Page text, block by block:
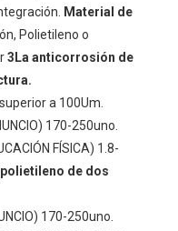
Material de
Polietileno o
3La anticorrosión de
a 100Um.
170-250uno.
FÍSICA) 1.8-
de dos
170-250uno.